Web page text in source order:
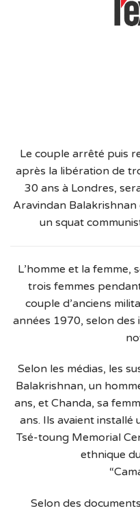
Le couple arrêté puis
après la libération de
30 ans à Londres,
Aravindan
un squat
L’homme et la femme,
trois femmes
couple d’anciens
années 1970, selon
Selon les médias, les
Balakrishnan, un
ans, et Chanda, sa
ans. Ils avaient installé
Tsé-toung Memorial
ethnique
Selon des